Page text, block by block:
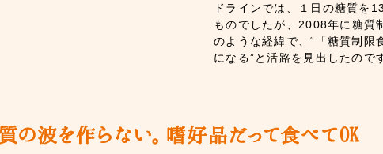
ドラインでは、１日の糖質を
ものでしたが、2008年に糖質
のような経緯で、“「糖質制限
になる”と活路を見出したので